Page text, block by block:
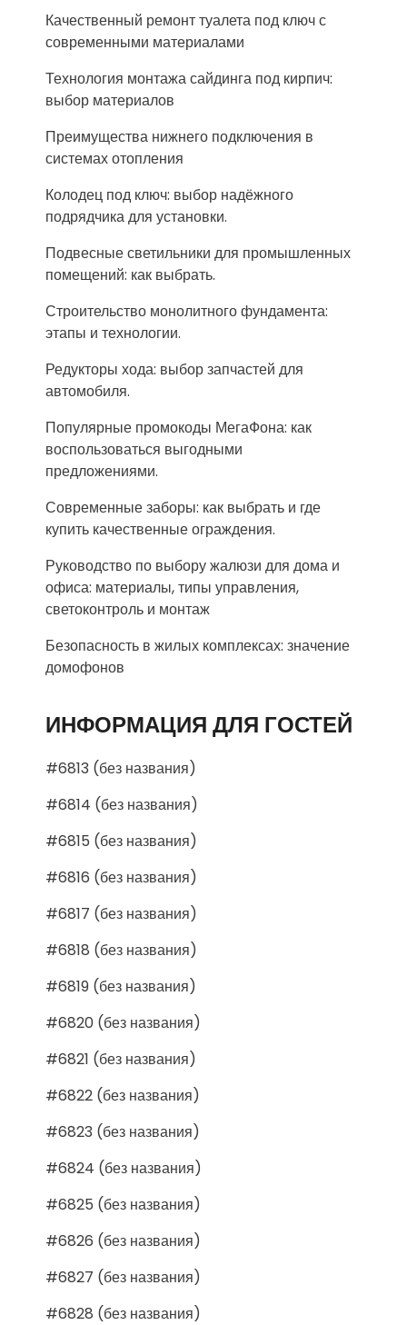
Качественный ремонт туалета под ключ с
современными материалами
Технология монтажа сайдинга под кирпич:
выбор материалов
Преимущества нижнего подключения в
системах отопления
Колодец под ключ: выбор надёжного
подрядчика для установки.
Подвесные светильники для промышленных
помещений: как выбрать.
Строительство монолитного фундамента:
этапы и технологии.
Редукторы хода: выбор запчастей для
автомобиля.
Популярные промокоды МегаФона: как
воспользоваться выгодными
предложениями.
Современные заборы: как выбрать и где
купить качественные ограждения.
Руководство по выбору жалюзи для дома и
офиса: материалы, типы управления,
светоконтроль и монтаж
Безопасность в жилых комплексах: значение
домофонов
ИНФОРМАЦИЯ ДЛЯ ГОСТЕЙ
#6813 (без названия)
#6814 (без названия)
#6815 (без названия)
#6816 (без названия)
#6817 (без названия)
#6818 (без названия)
#6819 (без названия)
#6820 (без названия)
#6821 (без названия)
#6822 (без названия)
#6823 (без названия)
#6824 (без названия)
#6825 (без названия)
#6826 (без названия)
#6827 (без названия)
#6828 (без названия)